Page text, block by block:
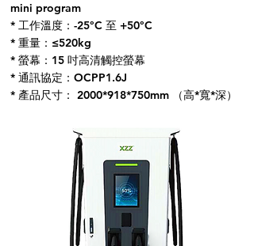
mini program
* 工作溫度：-25°C 至 +50°C
* 重量：≤520kg
* 螢幕：15 吋高清觸控螢幕
* 通訊協定：OCPP1.6J
* 產品尺寸： 2000*918*750mm （高*寬*深）